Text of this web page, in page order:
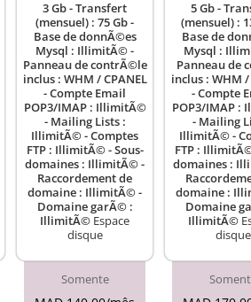
3 Gb - Transfert
(mensuel) : 75 Gb -
Base de donnÃ©es
Mysql : IllimitÃ© -
Panneau de contrÃ©le
inclus : WHM / CPANEL
- Compte Email
POP3/IMAP : IllimitÃ©
- Mailing Lists :
IllimitÃ© - Comptes
FTP : IllimitÃ© - Sous-
domaines : IllimitÃ© -
Raccordement de
domaine : IllimitÃ© -
Domaine garÃ© :
IllimitÃ© Espace
disque
Somente
5 Gb -
(mensuel) :
Base de
Mysql :
Panneau de
inclus : WHM /
- Compte
POP3/IMAP :
- Mailing
IllimitÃ© -
FTP :
domaines :
domaine :
Domaine
IllimitÃ©
disque